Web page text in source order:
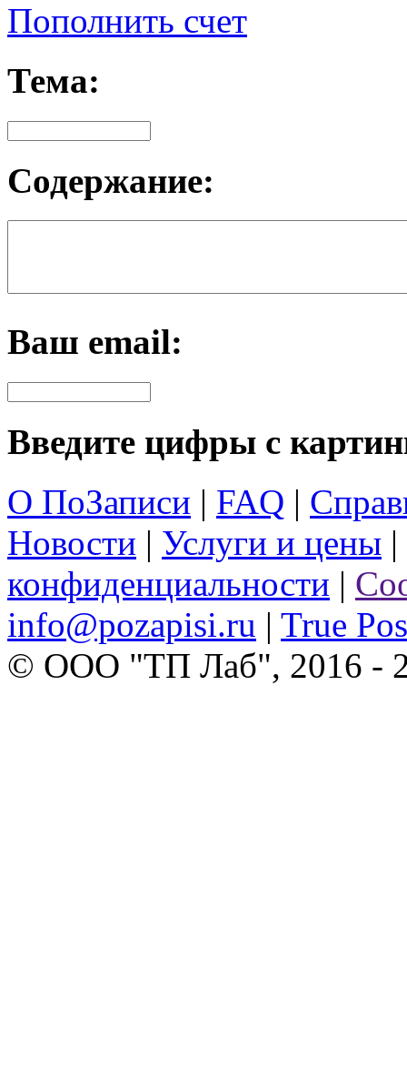
Пополнить счет
Тема:
Содержание:
Ваш email:
Введите цифры с
О ПоЗаписи | FAQ |
Новости | Услуги и цены |
конфиденциальности |
info@pozapisi.ru | True
© ООО "ТП Лаб", 2016 -